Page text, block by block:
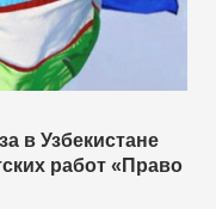
в Узбекистане
работ «Право